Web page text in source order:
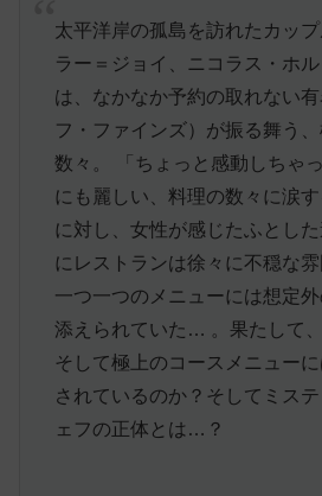
太平洋岸の孤島を訪れたカッ
ラー＝ジョイ、ニコラス・ホ
は、なかなか予約の取れない
フ・ファインズ）が振る舞う
数々。 「ちょっと感動しちゃ
にも麗しい、料理の数々に涙
に対し、女性が感じたふとし
にレストランは徐々に不穏な雰
一つ一つのメニューには想定外
添えられていた… 。果たして、
そして極上のコースメニュー
されているのか？そしてミス
ェフの正体とは…？